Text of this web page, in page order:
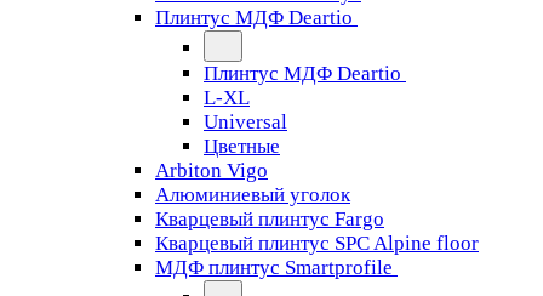
Плинтус МДФ Deartio
Плинтус МДФ Deartio
L-XL
Universal
Цветные
Arbiton Vigo
Алюминиевый уголок
Кварцевый плинтус Fargo
Кварцевый плинтус SPC Alpine floor
МДФ плинтус Smartprofile